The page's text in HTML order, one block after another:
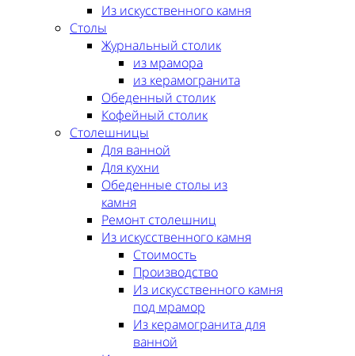
Из искусственного камня
Столы
Журнальный столик
из мрамора
из керамогранита
Обеденный столик
Кофейный столик
Столешницы
Для ванной
Для кухни
Обеденные столы из
камня
Ремонт столешниц
Из искусственного камня
Стоимость
Производство
Из искусственного камня
под мрамор
Из керамогранита для
ванной